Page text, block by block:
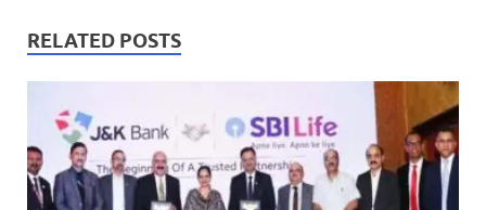
s
A
p
p
b
k
er
n
dl
y
n
RELATED POSTS